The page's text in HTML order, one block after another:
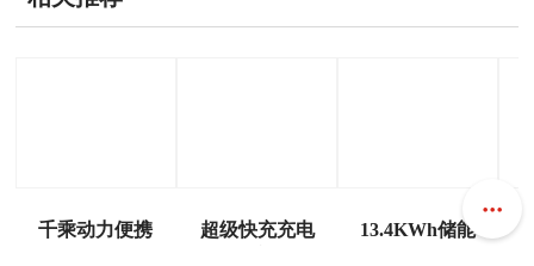
千乘动力便携
超级快充充电
13.4KWh储能